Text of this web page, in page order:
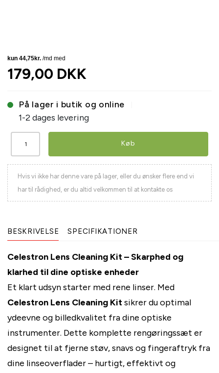
179,00 DKK
På lager i butik og online
1-2 dages levering
Køb
Hvis vi ikke har denne vare på lager, eller du ønsker flere end vi
har til rådighed, er du altid velkommen til at kontakte os
BESKRIVELSE SPECIFIKATIONER
Celestron Lens Cleaning Kit – Skarphed og
klarhed til dine optiske enheder
Et klart udsyn starter med rene linser. Med
Celestron Lens Cleaning Kitsikrer du optimal
ydeevne og billedkvalitet fra dine optiske
instrumenter. Dette komplette rengøringssæt er
designet til at fjerne støv, snavs og fingeraftryk fra
dine linseoverflader – hurtigt, effektivt og